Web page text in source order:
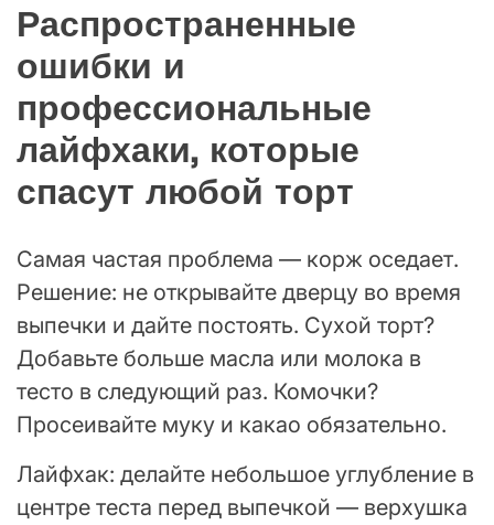
Распространенные
ошибки и
профессиональные
лайфхаки, которые
спасут любой торт
Самая частая проблема — корж оседает.
Решение: не открывайте дверцу во время
выпечки и дайте постоять. Сухой торт?
Добавьте больше масла или молока в
тесто в следующий раз. Комочки?
Просеивайте муку и какао обязательно.
Лайфхак: делайте небольшое углубление в
центре теста перед выпечкой — верхушка